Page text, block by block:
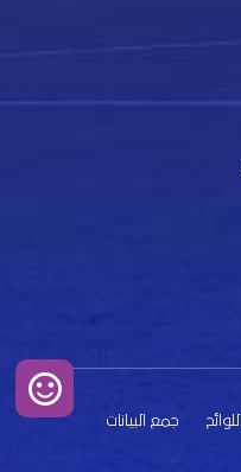
اللوائح
جمع البيانات